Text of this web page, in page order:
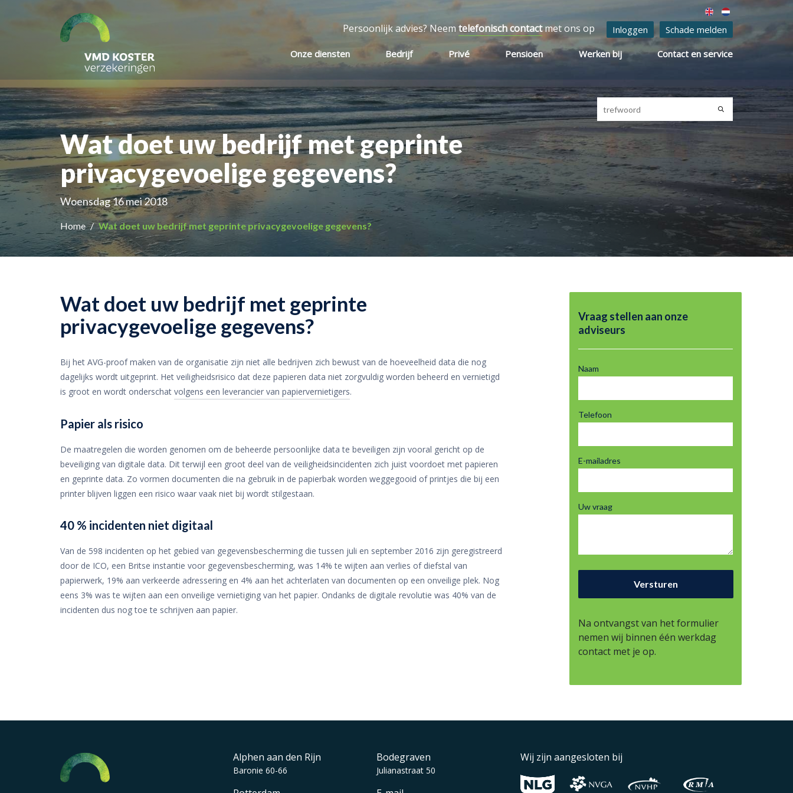
Persoonlijk advies? Neem telefonisch contactmet ons op Inloggen Schade melden
Onze diensten Bedrijf Privé Pensioen Werken bij Contact en service
Wat doet uw bedrijf met geprinte
privacygevoelige gegevens?
Woensdag 16 mei 2018
Home Wat doet uw bedrijf met geprinte privacygevoelige gegevens?
Wat doet uw bedrijf met geprinte
privacygevoelige gegevens?
Bij het AVG-proof maken van de organisatie zijn niet alle bedrijven zich bewust van de hoeveelheid data die nog
dagelijks wordt uitgeprint. Het veiligheidsrisico dat deze papieren data niet zorgvuldig worden beheerd en vernietigd
is groot en wordt onderschat volgens een leverancier van papiervernietigers.
Papier als risico
De maatregelen die worden genomen om de beheerde persoonlijke data te beveiligen zijn vooral gericht op de
beveiliging van digitale data. Dit terwijl een groot deel van de veiligheidsincidenten zich juist voordoet met papieren
en geprinte data. Zo vormen documenten die na gebruik in de papierbak worden weggegooid of printjes die bij een
printer blijven liggen een risico waar vaak niet bij wordt stilgestaan.
40 % incidenten niet digitaal
Van de 598 incidenten op het gebied van gegevensbescherming die tussen juli en september 2016 zijn geregistreerd
door de ICO, een Britse instantie voor gegevensbescherming, was 14% te wijten aan verlies of diefstal van
papierwerk, 19% aan verkeerde adressering en 4% aan het achterlaten van documenten op een onveilige plek. Nog
eens 3% was te wijten aan een onveilige vernietiging van het papier. Ondanks de digitale revolutie was 40% van de
incidenten dus nog toe te schrijven aan papier.
Vraag stellen aan onze
adviseurs
Naam
Telefoon
E-mailadres
Uw vraag
Na ontvangst van het formulier
nemen wij binnen één werkdag
contact met je op.
Alphen aan den Rijn
Baronie 60-66
Bodegraven
Julianastraat 50
Wij zijn aangesloten bij